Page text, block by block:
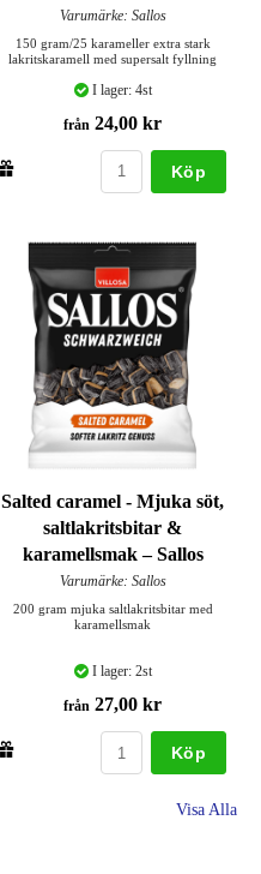
Varumärke: Sallos
150 gram/25 karameller extra stark
lakritskaramell med supersalt fyllning
I lager: 4st
från 24,00 kr
Köp
Salted caramel - Mjuka söt,
saltlakritsbitar &
karamellsmak – Sallos
Varumärke: Sallos
200 gram mjuka saltlakritsbitar med
karamellsmak
I lager: 2st
från 27,00 kr
Köp
Visa Alla